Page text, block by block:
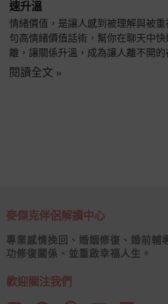
速升溫
情緒價值，是讓人感到被理解與被
句高情緒價值話術，幫你在聊天中
離，讓關係升溫，成為讓人離不開的
閱讀全文 »
麥傑克伴侶解讀中心
專業感情挽回、婚姻修復、婚前輔
功修復關係、並重啟幸福人生。
歡迎關注我們